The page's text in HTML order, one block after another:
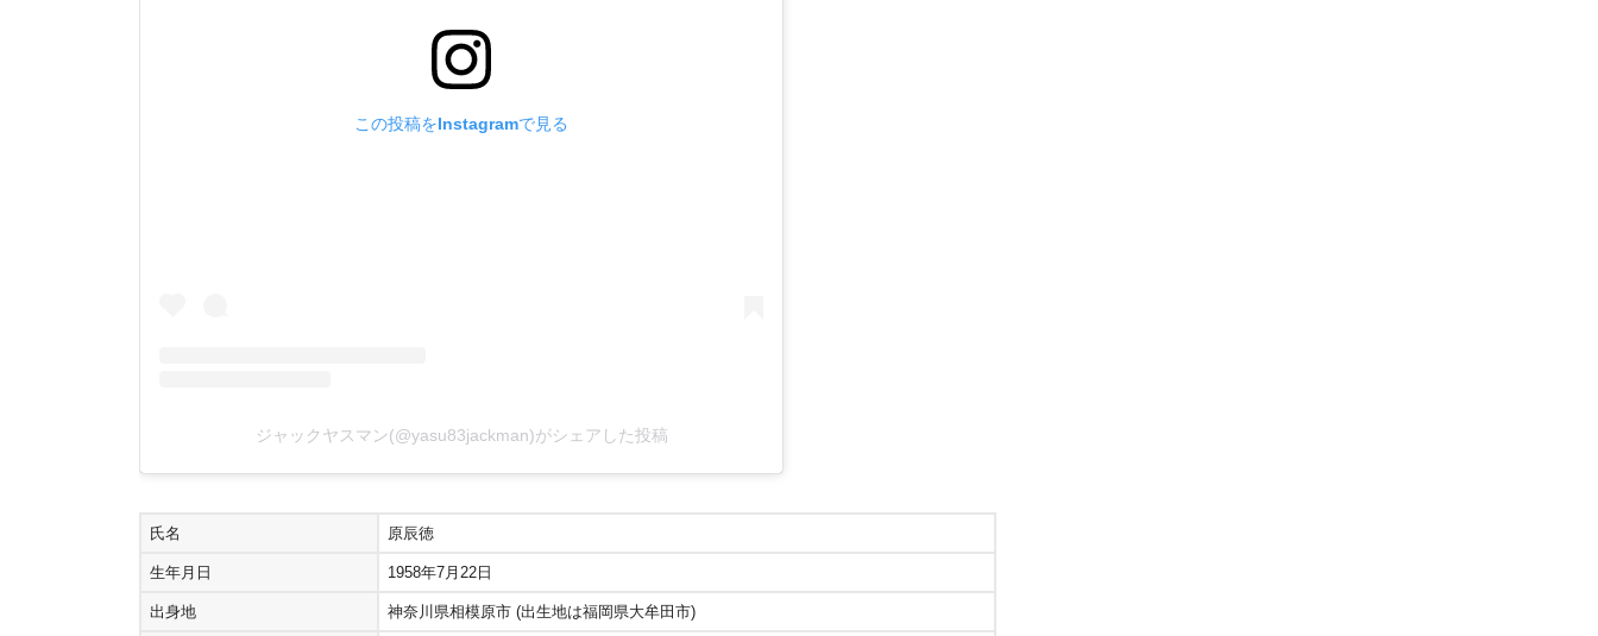
この投稿をInstagramで見る
ジャックヤスマン(@yasu83jackman)がシェアした投稿
氏名 原辰徳
生年月日 1958年7月22日
出身地 神奈川県相模原市 (出生地は福岡県大牟田市)